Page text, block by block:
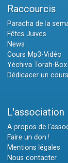
Raccourcis
Paracha de la
Fêtes Juives
News
Cours Mp3-Vidéo
Yéchiva Torah-Box
Dédicacer un cours
L'association
A propos de
Faire un don !
Mentions légales
Nous contacter